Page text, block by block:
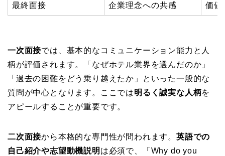
最終面接 企業理念への共感 価値
一次面接では、基本的なコミュニケーション能力と人
柄が評価されます。「なぜホテル業界を選んだのか」
「過去の困難をどう乗り越えたか」といった一般的な
質問が中心となります。ここでは明るく誠実な人柄を
アピールすることが重要です。
二次面接から本格的な専門性が問われます。英語での
自己紹介や志望動機説明 は必須で、「Why do you